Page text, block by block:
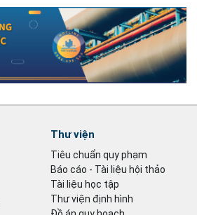
Thư viện
Tiêu chuẩn quy phạm
Báo cáo - Tài liệu hội thảo
Tài liệu học tập
Thư viện định hình